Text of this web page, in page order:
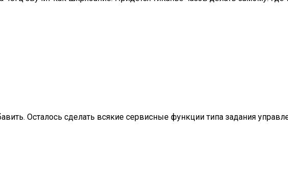
Осталось сделать всякие сервисные функции типа задания